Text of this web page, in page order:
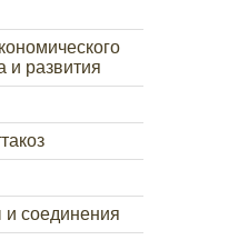
и развития
соединения